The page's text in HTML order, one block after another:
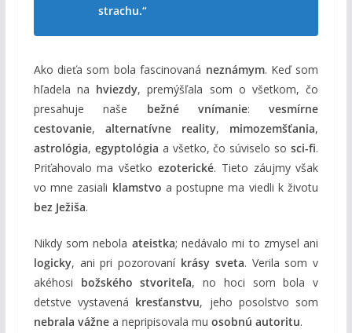
strachu.“
Ako dieťa som bola fascinovaná neznámym. Keď som
hľadela na hviezdy, premýšľala som o všetkom, čo
presahuje naše bežné vnímanie:vesmírne
cestovanie, alternatívne reality, mimozemšťania,
astrológia, egyptológia a všetko, čo súviselo sosci-fi.
Priťahovalo ma všetko ezoterické. Tieto záujmy však
vo mne zasiali klamstvo a postupne ma viedli k životu
bez Ježiša.
Nikdy som nebola ateistka; nedávalo mi to zmysel ani
logicky, ani pri pozorovaní krásy sveta. Verila som v
akéhosi božského stvoriteľa, no hoci som bola v
detstve vystavená kresťanstvu, jeho posolstvo som
nebrala vážnea nepripisovala mu osobnú autoritu.